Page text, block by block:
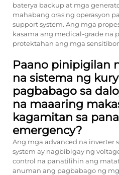
baterya backup at mga
mahabang oras ng operasyon
support system. Ang mga
kasama ang medical-grade na
protektahan ang mga
Paano pinipigilan
na sistema ng
pagbabago sa
na maaaring
kagamitan sa
emergency?
Ang mga advanced na inverter
system ay nagbibigay ng
control na panatilihin ang
anuman ang pagbabago ng